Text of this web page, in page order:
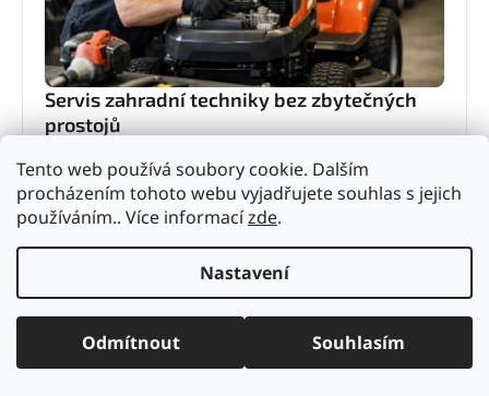
Tento web používá soubory cookie. Dalším
procházením tohoto webu vyjadřujete souhlas s jejich
používáním.. Více informacízde.
Nastavení
Odmítnout Souhlasím
Servis zahradní techniky bez zbytečných
prostojů
Servis zahradní techniky rozhoduje o výkonu i
životnosti stroje. Zjistěte, kdy řešit údržbu, co
nepodcenit a proč se vyplatí odborný servis.
4. června 2026